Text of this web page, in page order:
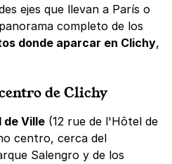
ejes que llevan a París o
completo de los
donde aparcar en Clichy,
de Clichy
de Ville (12 rue de l'Hôtel de
centro, cerca del
Salengro y de los